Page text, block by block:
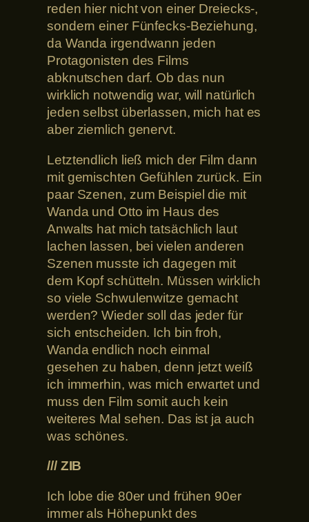
reden hier nicht von einer Dreiecks-,
sondern einer Fünfecks-Beziehung,
da Wanda irgendwann jeden
Protagonisten des Films
abknutschen darf. Ob das nun
wirklich notwendig war, will natürlich
jeden selbst überlassen, mich hat es
aber ziemlich genervt.
Letztendlich ließ mich der Film dann
mit gemischten Gefühlen zurück. Ein
paar Szenen, zum Beispiel die mit
Wanda und Otto im Haus des
Anwalts hat mich tatsächlich laut
lachen lassen, bei vielen anderen
Szenen musste ich dagegen mit
dem Kopf schütteln. Müssen wirklich
so viele Schwulenwitze gemacht
werden? Wieder soll das jeder für
sich entscheiden. Ich bin froh,
Wanda endlich noch einmal
gesehen zu haben, denn jetzt weiß
ich immerhin, was mich erwartet und
muss den Film somit auch kein
weiteres Mal sehen. Das ist ja auch
was schönes.
/// ZIB
Ich lobe die 80er und frühen 90er
immer als Höhepunkt des